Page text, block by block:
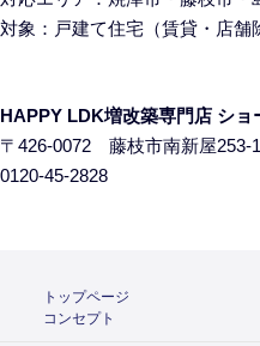
対象：戸建て住宅 （賃貸・店舗
HAPPY LDK増改築専門店 ショ
〒426-0072 藤枝市南新屋253-1
0120-45-2828
トップページ
コンセプト